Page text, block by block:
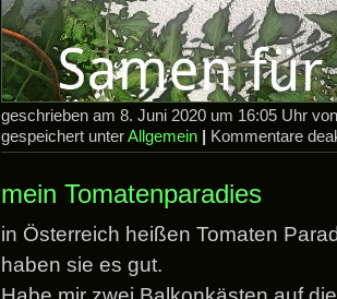
geschrieben am 8. Juni 2020 um 16:05 Uhr
gespeichert unterAllgemein Kommentare
mein Tomatenparadies
in Österreich heißen Tomaten
haben sie es gut.